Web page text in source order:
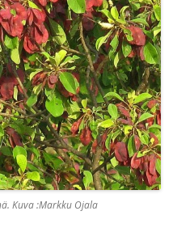
Kuva :Markku Ojala